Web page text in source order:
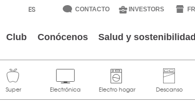
CONTACTO INVESTORS
Club Conócenos Salud y sostenibilidad